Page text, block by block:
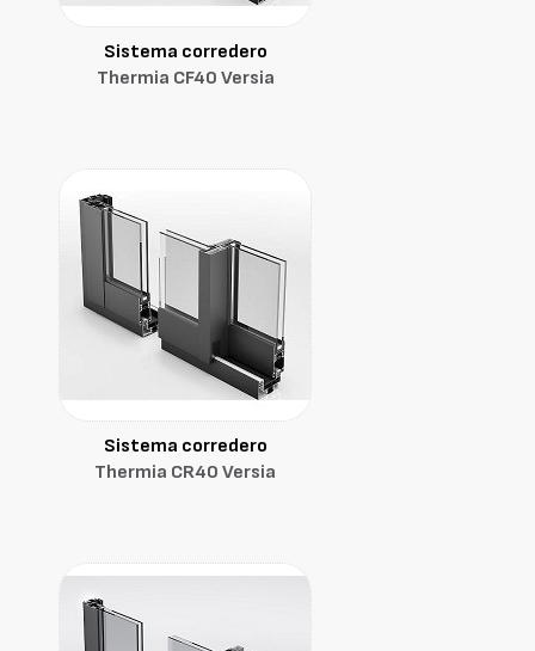
Sistema corredero
Thermia CF40 Versia
Sistema corredero
Thermia CR40 Versia